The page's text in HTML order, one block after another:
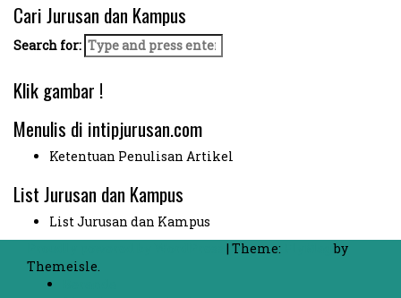
Cari Jurusan dan Kampus
Search for:
Klik gambar !
Menulis di intipjurusan.com
Ketentuan Penulisan Artikel
List Jurusan dan Kampus
List Jurusan dan Kampus
| Theme:
by
Themeisle.